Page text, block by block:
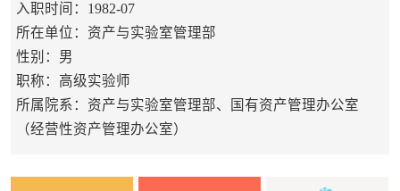
入职时间：1982-07
所在单位：资产与实验室管理部
性别：男
职称：高级实验师
所属院系：资产与实验室管理部、国有资产管理办公室
（经营性资产管理办公室）